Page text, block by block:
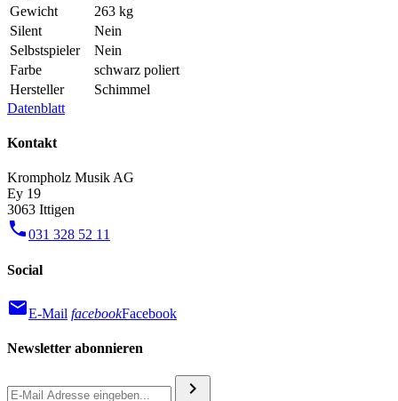
Gewicht
263 kg
Silent
Nein
Selbstspieler
Nein
Farbe
schwarz poliert
Hersteller
Schimmel
Datenblatt
Kontakt
Krompholz Musik AG
Ey 19
3063 Ittigen
phone031 328 52 11
Social
mailE-Mail facebookFacebook
Newsletter abonnieren
chevron_right